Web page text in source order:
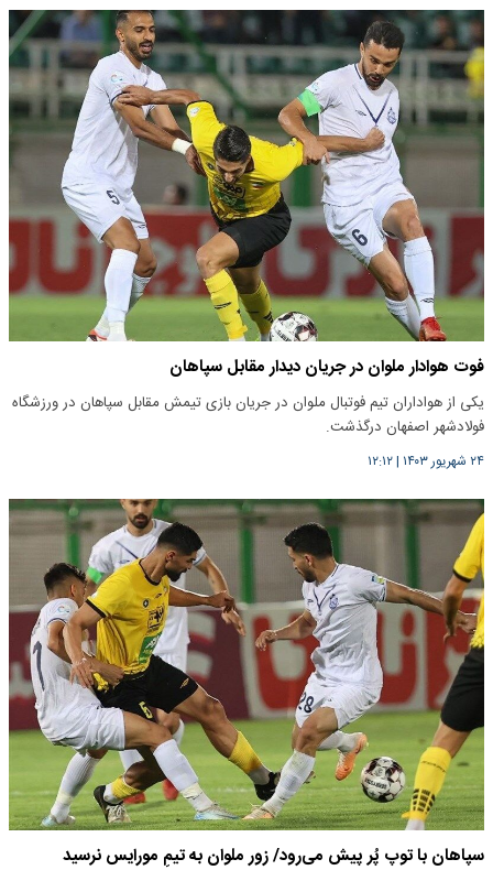
فوت هوادار ملوان در جریان دیدار مقابل سپاهان
یکی از هواداران تیم فوتبال ملوان در جریان بازی تیمش مقابل سپاهان در ورزشگاه
فولادشهر اصفهان درگذشت.
۲۴ شهریور ۱۴۰۳ |۱۲:۱۲
سپاهان با توپ پُر پیش می‌رود/ زور ملوان به تیمِ مورایس نرسید